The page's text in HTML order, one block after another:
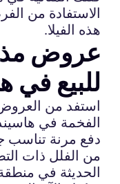
الاستفادة من
هذه الفيلا.
عروض
للبيع في
استفد من
الفخمة في
دفع مرنة تناسب
من الفلل ذات
الحديثة في